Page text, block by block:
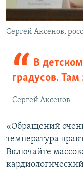
Сергей Аксенов,
В
градусов.
Сергей Аксенов
«Обращений
температура
Включайте